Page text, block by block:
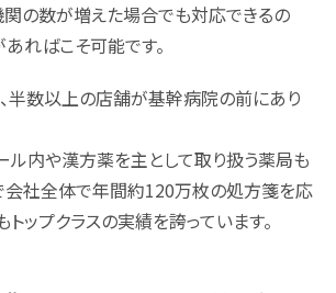
の数が増えた場合でも対応できるの
ればこそ可能です。
半数以上の店舗が基幹病院の前にあり
ル内や漢方薬を主として取り扱う薬局も
会社全体で年間約120万枚の処方箋を応
ップクラスの実績を誇っています。